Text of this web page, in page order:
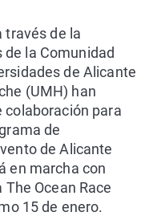
través de la
la Comunidad
de Alicante
(UMH) han
colaboración para
de
de Alicante
en marcha con
Ocean Race
15 de enero.